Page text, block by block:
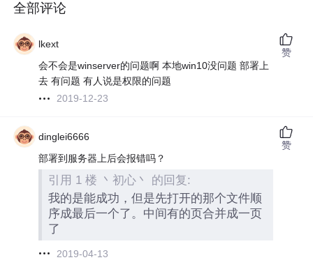
全部评论
lkext
会不会是winserver的问题啊 本地win10没问题 部署上
去 有问题 有人说是权限的问题
2019-12-23
赞
dinglei6666
部署到服务器上后会报错吗？
引用 1 楼 丶初心丶 的回复:
我的是能成功，但是先打开的那个文件顺
序成最后一个了。中间有的页合并成一页
了
2019-04-13
赞